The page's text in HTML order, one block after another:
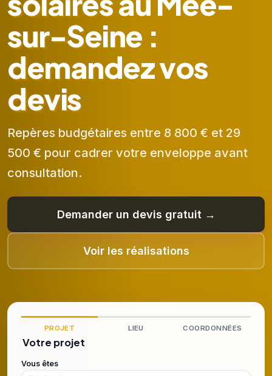
sur-Seine :
demandez vos
devis
Repères budgétaires entre 8 800 € et 29
500 € pour cadrer votre enveloppe avant
consultation.
Demander un devis gratuit →
Voir les réalisations
PROJET LIEU COORDONNÉES
Votre projet
Vous êtes